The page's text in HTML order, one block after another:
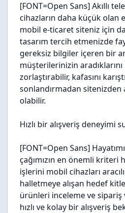
[FONT=Open Sans] Akıllı
cihazların daha küçük olan
mobil e-ticaret siteniz için
tasarım tercih etmenizde
gereksiz bilgiler içeren bir
müşterilerinizin aradıklarını
zorlaştırabilir, kafasını
sonlandırmadan sitenizden
olabilir.
Hızlı bir alışveriş deneyimi
[FONT=Open Sans]
çağımızın en önemli kriteri
işlerini mobil cihazları
halletmeye alışan hedef
ürünleri inceleme ve sipariş
hızlı ve kolay bir alışveriş